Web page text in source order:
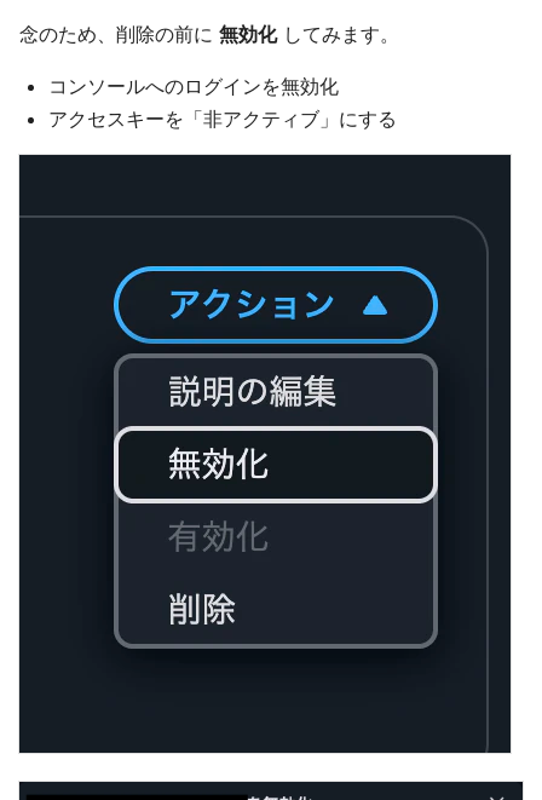
念のため、削除の前に 無効化してみます。
コンソールへのログインを無効化
アクセスキーを「非アクティブ」にする